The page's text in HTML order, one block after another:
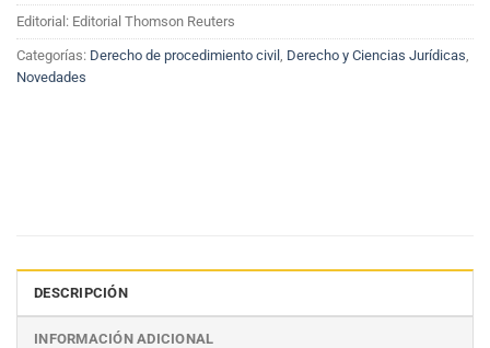
Editorial: Editorial Thomson Reuters
Categorías: Derecho de procedimiento civil Derecho y Ciencias Jurídicas
Novedades
DESCRIPCIÓN
INFORMACIÓN ADICIONAL